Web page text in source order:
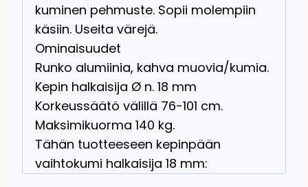
kuminen pehmuste. Sopii molempiin
käsiin. Useita värejä.
Ominaisuudet
Runko alumiinia, kahva muovia/kumia.
Kepin halkaisija Ø n. 18 mm
Korkeussäätö välillä 76-101 cm.
Maksimikuorma 140 kg.
Tähän tuotteeseen kepinpään
vaihtokumi halkaisija 18 mm: